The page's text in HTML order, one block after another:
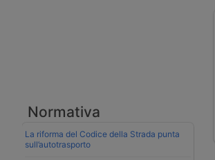
Normativa
La riforma del Codice della Strada punta
sull’autotrasporto
Genova Pra’
tre gru